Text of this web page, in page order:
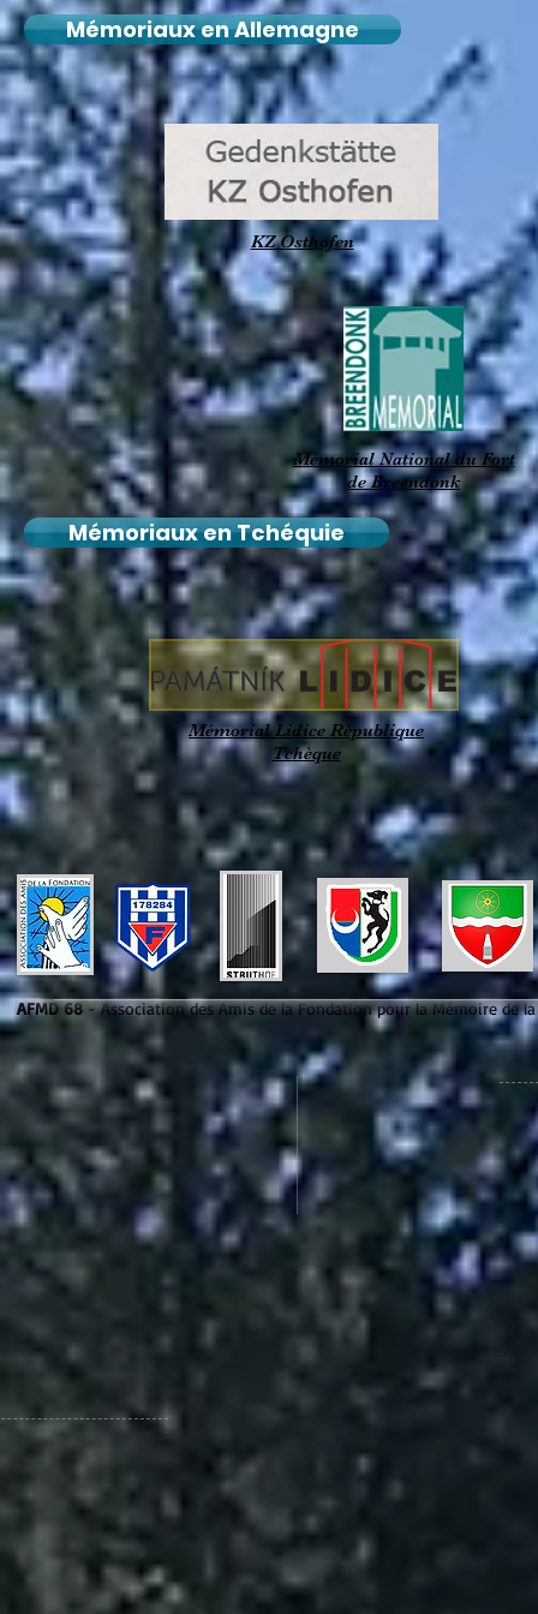
Mémoriaux en Allemagne
KZ Osthofen
Mémorial National du Fort
de Breendonk
Mémoriaux en Tchéquie
Mémorial Lidice République
Tchèque
AFMD 68- Association des Amis de la Fondation pour la Mémoire de